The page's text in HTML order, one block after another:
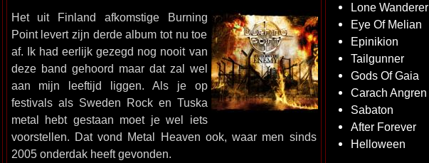
Het uit Finland afkomstige Burning
Point levert zijn derde album tot nu toe
af. Ik had eerlijk gezegd nog nooit van
deze band gehoord maar dat zal wel
aan mijn leeftijd liggen. Als je op
festivals als Sweden Rock en Tuska
metal hebt gestaan moet je wel iets
voorstellen. Dat vond Metal Heaven ook, waar men sinds
2005 onderdak heeft gevonden.
Lone Wanderer
Eye Of Melian
Epinikion
Tailgunner
Gods Of Gaia
Carach Angren
Sabaton
After Forever
Helloween